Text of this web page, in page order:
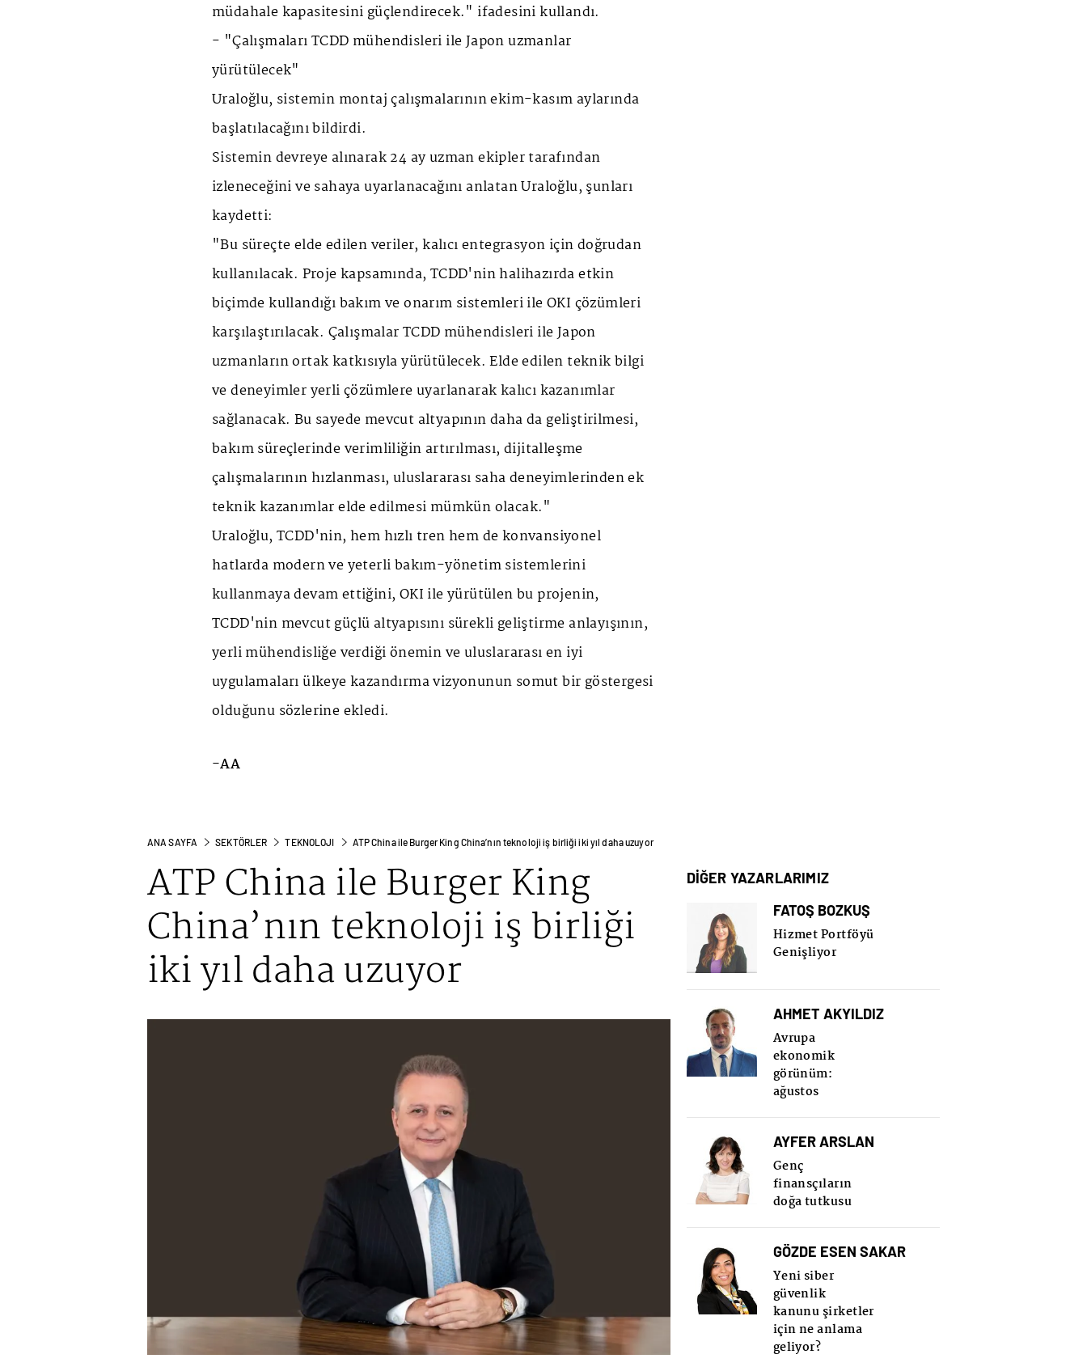
müdahale kapasitesini güçlendirecek." ifadesini kullandı.
- "Çalışmaları TCDD mühendisleri ile Japon uzmanlar
yürütülecek"
Uraloğlu, sistemin montaj çalışmalarının ekim-kasım aylarında
başlatılacağını bildirdi.
Sistemin devreye alınarak 24 ay uzman ekipler tarafından
izleneceğini ve sahaya uyarlanacağını anlatan Uraloğlu, şunları
kaydetti:
"Bu süreçte elde edilen veriler, kalıcı entegrasyon için doğrudan
kullanılacak. Proje kapsamında, TCDD'nin halihazırda etkin
biçimde kullandığı bakım ve onarım sistemleri ile OKI çözümleri
karşılaştırılacak. Çalışmalar TCDD mühendisleri ile Japon
uzmanların ortak katkısıyla yürütülecek. Elde edilen teknik bilgi
ve deneyimler yerli çözümlere uyarlanarak kalıcı kazanımlar
sağlanacak. Bu sayede mevcut altyapının daha da geliştirilmesi,
bakım süreçlerinde verimliliğin artırılması, dijitalleşme
çalışmalarının hızlanması, uluslararası saha deneyimlerinden ek
teknik kazanımlar elde edilmesi mümkün olacak."
Uraloğlu, TCDD'nin, hem hızlı tren hem de konvansiyonel
hatlarda modern ve yeterli bakım-yönetim sistemlerini
kullanmaya devam ettiğini, OKI ile yürütülen bu projenin,
TCDD'nin mevcut güçlü altyapısını sürekli geliştirme anlayışının,
yerli mühendisliğe verdiği önemin ve uluslararası en iyi
uygulamaları ülkeye kazandırma vizyonunun somut bir göstergesi
olduğunu sözlerine ekledi.
-AA
ANA SAYFA SEKTÖRLER TEKNOLOJI ATP China ile Burger King China’nın teknoloji iş birliği iki yıl daha uzuyor
ATP China ile Burger King
China’nın teknoloji iş birliği
iki yıl daha uzuyor
DİĞER YAZARLARIMIZ
FATOŞ BOZKUŞ
Hizmet Portföyü
Genişliyor
AHMET AKYILDIZ
Avrupa
ekonomik
görünüm:
ağustos
AYFER ARSLAN
Genç
finansçıların
doğa tutkusu
GÖZDE ESEN SAKAR
Yeni siber
güvenlik
kanunu şirketler
için ne anlama
geliyor?